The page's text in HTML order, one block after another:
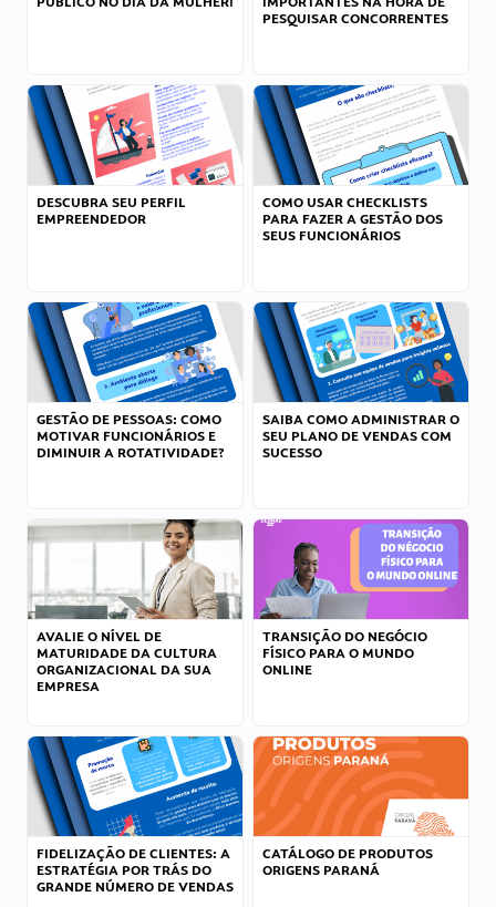
PESQUISAR CONCORRENTES
DESCUBRA SEU PERFIL
EMPREENDEDOR
COMO USAR CHECKLISTS
PARA FAZER A GESTÃO DOS
SEUS FUNCIONÁRIOS
GESTÃO DE PESSOAS: COMO
MOTIVAR FUNCIONÁRIOS E
DIMINUIR A ROTATIVIDADE?
SAIBA COMO ADMINISTRAR O
SEU PLANO DE VENDAS COM
SUCESSO
AVALIE O NÍVEL DE
MATURIDADE DA CULTURA
ORGANIZACIONAL DA SUA
EMPRESA
TRANSIÇÃO DO NEGÓCIO
FÍSICO PARA O MUNDO
ONLINE
FIDELIZAÇÃO DE CLIENTES: A
ESTRATÉGIA POR TRÁS DO
GRANDE NÚMERO DE VENDAS
CATÁLOGO DE PRODUTOS
ORIGENS PARANÁ